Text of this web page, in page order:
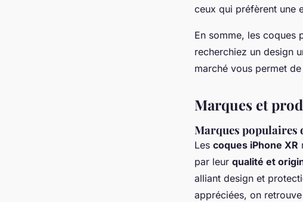
ceux qui préfèrent une
En somme, les coques
recherchiez un design
marché vous permet
Marques et
Marques populaires
Les coques iPhone XR
par leur qualité et
alliant design et
appréciées, on